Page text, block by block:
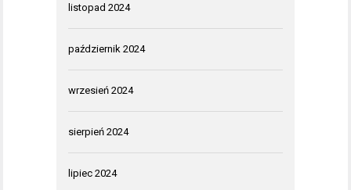
listopad 2024
październik 2024
wrzesień 2024
sierpień 2024
lipiec 2024